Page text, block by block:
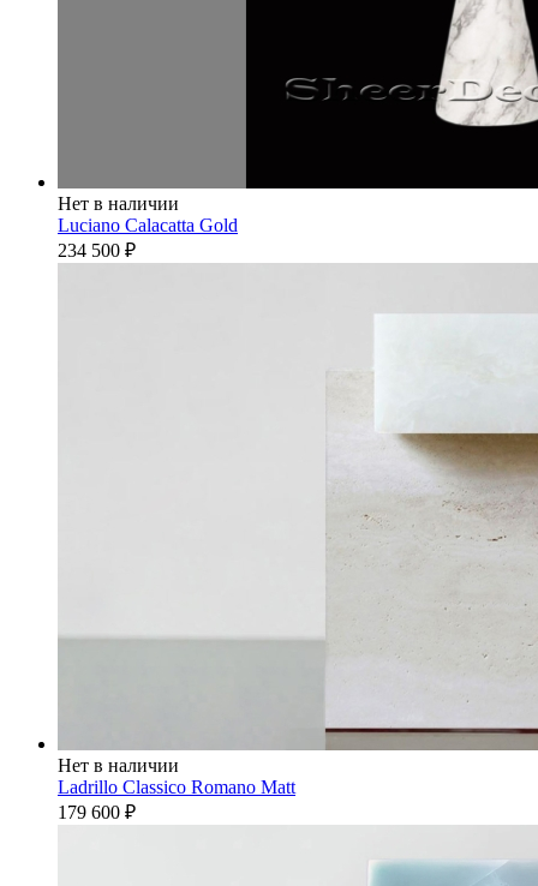
Нет в наличии
Luciano Calacatta Gold
234 500 ₽
Нет в наличии
Ladrillo Classico Romano Matt
179 600 ₽